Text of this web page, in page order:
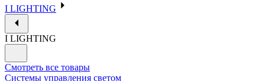
I LIGHTING
I LIGHTING
Смотреть все товары
Системы управления светом